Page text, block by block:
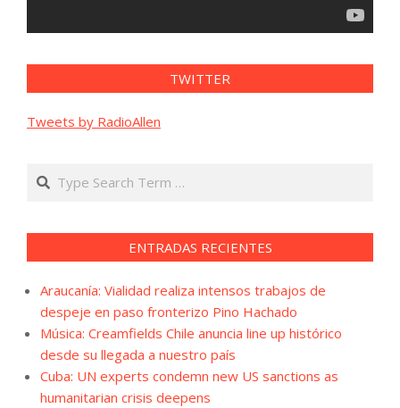
TWITTER
Tweets by RadioAllen
Search
ENTRADAS RECIENTES
Araucanía: Vialidad realiza intensos trabajos de
despeje en paso fronterizo Pino Hachado
Música: Creamfields Chile anuncia line up histórico
desde su llegada a nuestro país
Cuba: UN experts condemn new US sanctions as
humanitarian crisis deepens